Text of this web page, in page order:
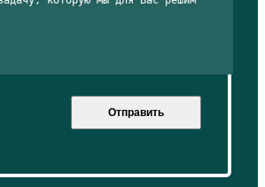
Отправить